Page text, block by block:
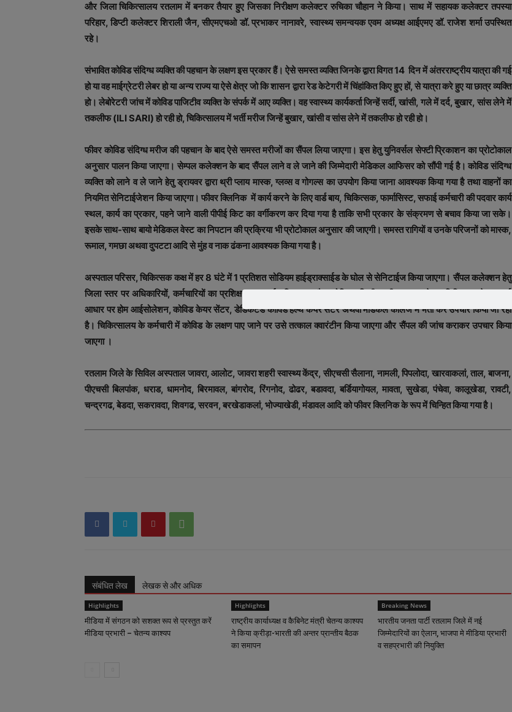
और जिला चिकित्सालय रतलाम में बनकर तैयार हुए जिसका निरीक्षण कलेक्टर रुचिका चौहान ने किया। साथ में सहायक कलेक्टर तपस्या
परिहार, डिप्टी कलेक्टर शिराली जैन, सीएमएचओ डॉ. प्रभाकर नानावरे, स्वास्थ्य समन्वयक एवम अध्यक्ष आईएमए डॉ. राजेश शर्मा उपस्थित
रहे।
संभावित कोविड संदिग्‍ध व्‍यक्ति की पहचान के लक्षण इस प्रकार हैं। ऐसे समस्‍त व्‍यक्ति जिनके द्वारा विगत 14 दिन में अंतरराष्‍ट्रीय यात्रा की गई
हो या वह माईग्रेटरी लेबर हो या अन्‍य राज्‍य या ऐसे क्षेत्र जो कि शासन द्वारा रेड केटेगरी में चिंहांकित किए हुए हों, से यात्रा करे हुए या छात्र व्‍यक्ति
हो। लेबोरेटरी जांच में कोविड पाजिटीव व्‍यक्ति के संपर्क में आए व्‍यक्ति। वह स्‍वास्‍थ्‍य कार्यकर्ता जिन्‍हें सर्दी, खांसी, गले में दर्द, बुखार, सांस लेने में
तकलीफ (ILI SARI) हो रही हो, चिकित्‍सालय में भर्ती मरीज जिन्‍हें बुखार, खांसी व सांस लेने में तकलीफ हो रही हो।
फीवर कोविड संदिग्‍ध मरीज की पहचान के बाद ऐसे समस्‍त मरीजों का सैंपल लिया जाएगा। इस हेतु युनिवर्सल सेफ्टी प्रिकाशन का प्रोटोकाल
अनुसार पालन किया जाएगा। सेम्‍पल कलेक्‍शन के बाद सैंपल लाने व ले जाने की जिम्‍मेदारी मेडिकल आफिसर को सौंपी गई है। कोविड संदिग्‍ध
व्‍यक्ति को लाने व ले जाने हेतु ड्रायवर द्वारा थ्री प्‍लाय मास्‍क, ग्‍लव्‍स व गोगल्‍स का उपयोग किया जाना आवश्‍यक किया गया है तथा वाहनों का
नियमित सेनिटाईजेशन किया जाएगा। फीवर क्लिनिक में कार्य करने के लिए वार्ड बाय, चिकित्‍सक, फार्मासिस्‍ट, सफाई कर्मचारी की पदवार कार्य
स्‍थल, कार्य का प्रकार, पहने जाने वाली पीपीई किट का वर्गीकरण कर दिया गया है ताकि सभी प्रकार के संक्रमण से बचाव किया जा सके।
इसके साथ-साथ बायो मेडिकल वेस्‍ट का निपटान की प्रक्रिया भी प्रोटोकाल अनुसार की जाएगी। समस्‍त रागियों व उनके परिजनों को मास्‍क,
रूमाल, गमछा अथवा दुपटटा आदि से मुंह व नाक ढंकना आवश्‍यक किया गया है।
अस्‍पताल परिसर, चिकित्‍सक कक्ष में हर 8 घंटे में 1 प्रतिशत सोडियम हाईड्राक्‍साईड के घोल से सेनिटाईज किया जाएगा। सैंपल कलेक्‍शन हेतु
जिला स्‍तर पर अधिकारियों, कर्मचारियों का प्रशिक्षण आनलाईन किया गया है। कोविड पाजिटीव मरीज पाए जाने पर चिकित्‍सक के परामर्श
आधार पर होम आईसोलेशन, कोविड केयर सेंटर, डेडिकेटेड कोविड हेल्‍थ केयर सेंटर अथवा मेडिकल कालेज में भर्ती कर उपचार किया जा र‍हा
है। चिकित्‍सालय के कर्मचारी में कोविड के लक्षण पाए जाने पर उसे तत्‍काल क्‍वारंटीन किया जाएगा और सैंपल की जांच कराकर उपचार किया
जाएगा ।
रतलाम जिले के सिविल अस्‍पताल जावरा, आलोट, जावरा शहरी स्वास्थ्य केंद्र, सीएचसी सैलाना, नामली, पिपलोदा, खारवाकलां, ताल, बाजना,
पीएचसी बिलपांक, धराड, धामनोद, बिरमावल, बांगरोद, रिंगनोद, ढोढर, बडावदा, बर्डियागोयल, मावता, सुखेडा, पंचेवा, कालूखेडा, रावटी,
चन्‍द्रगढ, बेडदा, सकरावदा, शिवगढ, सरवन, बरखेडाकलां, भोज्‍याखेडी, मंडावल आदि को फीवर क्लिनिक के रूप में चिन्हित किया गया है।
संबंधित लेख लेखक से और अधिक
Highlights
मीडिया में संगठन को सशक्त रूप से प्रस्तुत करें
मीडिया प्रभारी – चेतन्य काश्यप
Highlights
राष्ट्रीय कार्याध्यक्ष व कैबिनेट मंत्री चेतन्य काश्यप
ने किया क्रीड़ा-भारती की अन्तर प्रान्तीय बैठक
का समापन
Breaking News
भारतीय जनता पार्टी रतलाम जिले में नई
जिम्मेदारियों का ऐलान, भाजपा मे मीडिया प्रभारी
व सहप्रभारी की नियुक्ति